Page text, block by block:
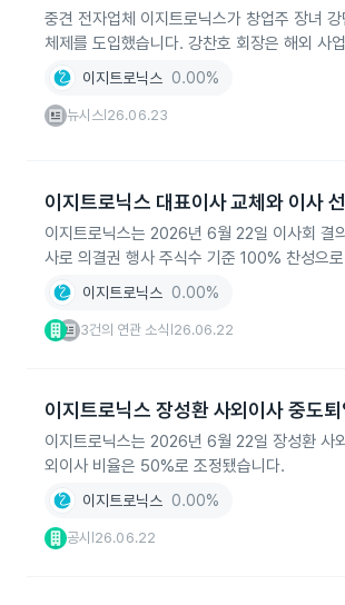
중견 전자업체 이지트로닉스가 창업주 장녀
체제를 도입했습니다. 강찬호 회장은 해외 사
이지트로닉스 0.00%
뉴시스 26.06.23
이지트로닉스 대표이사 교체와 이사
이지트로닉스는 2026년 6월 22일 이사회 결
사로 의결권 행사 주식수 기준 100% 찬성으
이지트로닉스 0.00%
3건의 연관 소식 26.06.22
이지트로닉스 장성환 사외이사 중도
이지트로닉스는 2026년 6월 22일 장성환 사
외이사 비율은 50%로 조정됐습니다.
이지트로닉스 0.00%
공시 26.06.22